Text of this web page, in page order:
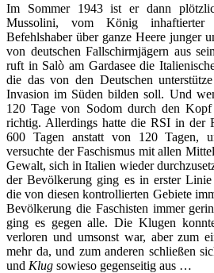
Im Sommer 1943 ist er dann
Mussolini, vom König inhaftierter
Befehlshaber über ganze Heere junger
von deutschen Fallschirmjägern aus
ruft in Salò am Gardasee die
die das von den Deutschen
Invasion im Süden bilden soll. Und
120 Tage von Sodom durch den
richtig. Allerdings hatte die RSI in der
600 Tagen anstatt von 120 Tagen,
versuchte der Faschismus mit allen
Gewalt, sich in Italien wieder
der Bevölkerung ging es in erster Linie
die von diesen kontrollierten Gebiete
Bevölkerung die Faschisten immer
ging es gegen alle. Die Klugen
verloren und umsonst war, aber zum
mehr da, und zum anderen schließen
und Klug sowieso gegenseitig aus …